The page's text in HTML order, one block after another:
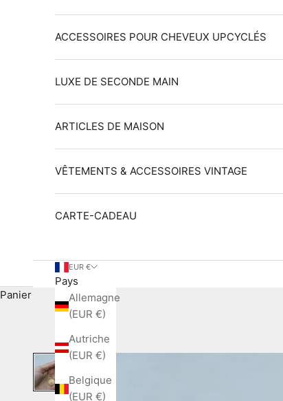
ACCESSOIRES POUR CHEVEUX UPCYCLÉS
LUXE DE SECONDE MAIN
ARTICLES DE MAISON
VÊTEMENTS & ACCESSOIRES VINTAGE
CARTE-CADEAU
EUR €
Pays
Allemagne
(EUR €)
Autriche
(EUR €)
Belgique
(EUR €)
Panier